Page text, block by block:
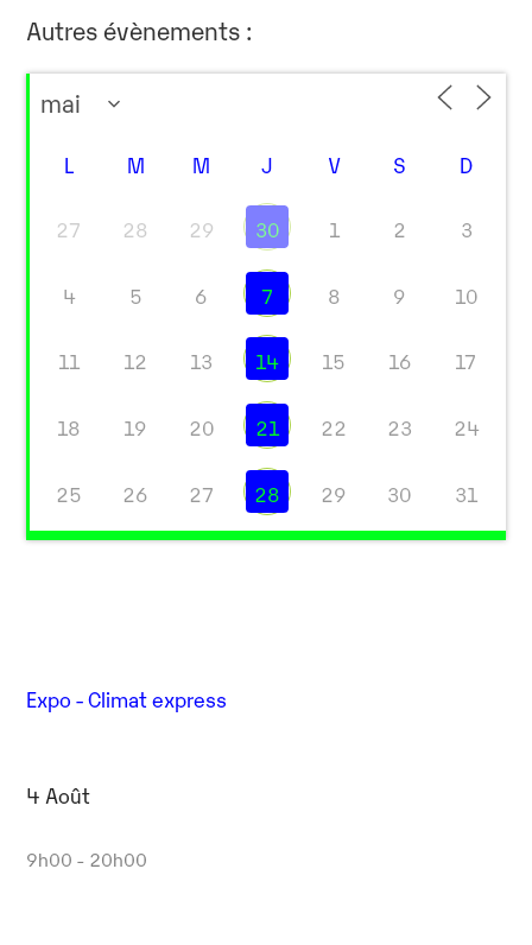
Autres évènements :
L M M J V S D
27 28 29 30 1 2 3
4 5 6 7 8 9 10
11 12 13 14 15 16 17
18 19 20 21 22 23 24
25 26 27 28 29 30 31
Expo - Climat express
4 Août
9h00 - 20h00